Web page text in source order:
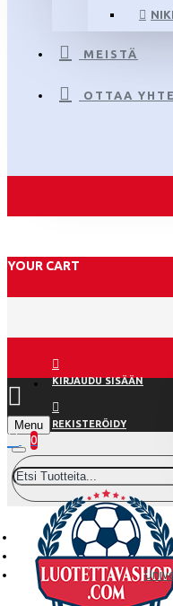
MEISTÄ
OTTAA
YOUR CART
KIRJAUDU SISÄÄN
REKISTERÖIDY
Menu
0